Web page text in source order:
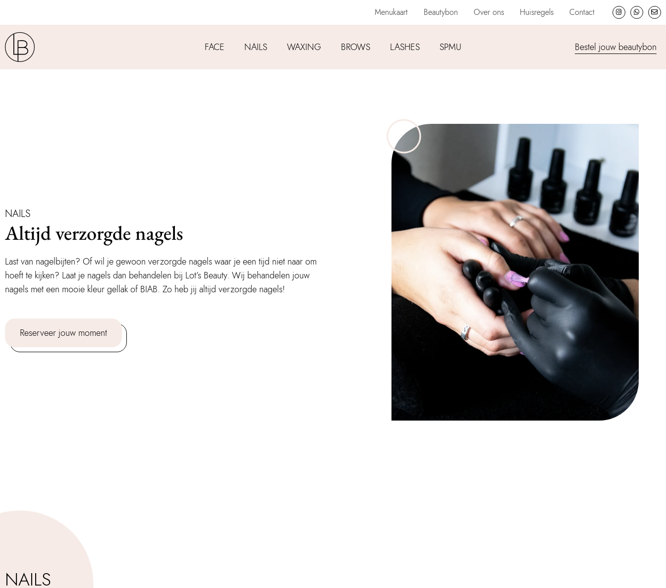
Menukaart Beautybon Over ons Huisregels Contact
FACE NAILS WAXING BROWS LASHES SPMU Bestel jouw beautybon
NAILS
Altijd verzorgde nagels
Last van nagelbijten? Of wil je gewoon verzorgde nagels waar je een tijd niet naar om
hoeft te kijken? Laat je nagels dan behandelen bij Lot’s Beauty. Wij behandelen jouw
nagels met een mooie kleur gellak of BIAB. Zo heb jij altijd verzorgde nagels!
Reserveer jouw moment
NAILS